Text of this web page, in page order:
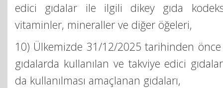
edici gıdalar ile ilgili dikey gıda
vitaminler, mineraller ve diğer öğeleri,
10) Ülkemizde 31/12/2025 tarihinden
gıdalarda kullanılan ve takviye edici
da kullanılması amaçlanan gıdaları,